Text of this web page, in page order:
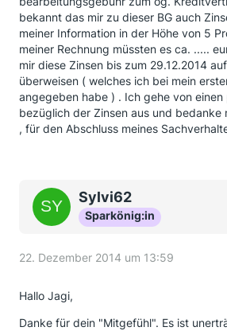
bekannt das mir zu dieser BG auch
meiner Information in der Höhe von 5
meiner Rechnung müssten es ca. .....
mir diese Zinsen bis zum 29.12.2014
überweisen ( welches ich bei mein
angegeben habe ) . Ich gehe von
bezüglich der Zinsen aus und bedanke
, für den Abschluss meines
Sylvi62
Sparkönig:in
22. Dezember 2014 um 13:59
Hallo Jagi,
Danke für dein "Mitgefühl". Es ist